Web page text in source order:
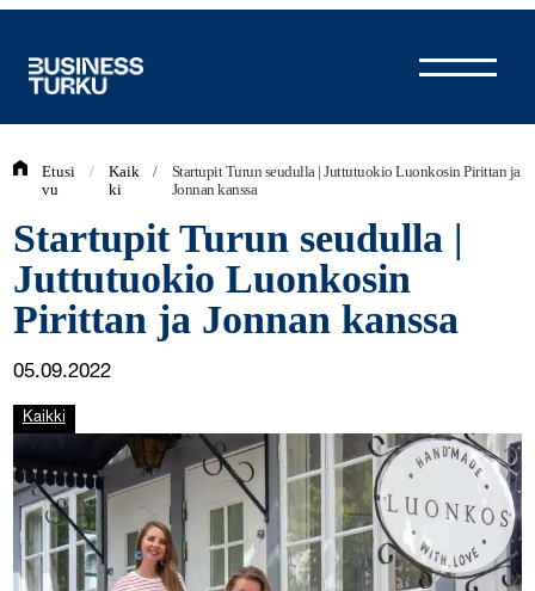
Etusi
vu
/
Kaik
ki
/
Startupit Turun seudulla | Juttutuokio Luonkosin Pirittan ja
Jonnan kanssa
Startupit Turun seudulla |
Juttutuokio Luonkosin
Pirittan ja Jonnan kanssa
05.09.2022
Kaikki